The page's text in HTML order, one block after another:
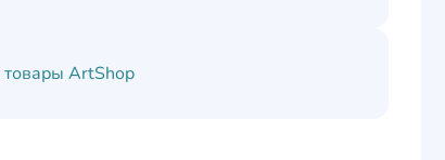
товары ArtShop